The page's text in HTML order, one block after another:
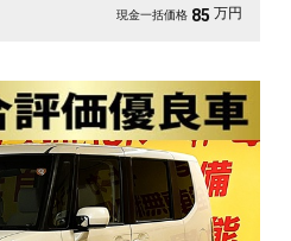
現金一括価格 85 万円